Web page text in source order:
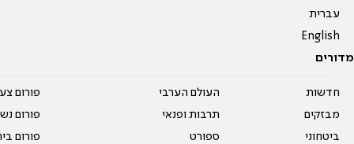
עברית
English
מדורים
חדשות
מבזקים
ביטחוני
העולם הערבי
תרבות ופנאי
ספורט
פורום
פורום
פורום